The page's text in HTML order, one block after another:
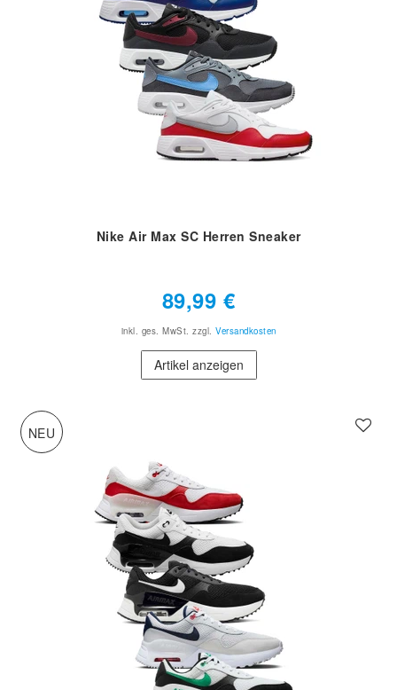
Nike Air Max SC Herren Sneaker
89,99 €
inkl. ges. MwSt. zzgl. Versandkosten
Artikel anzeigen
NEU